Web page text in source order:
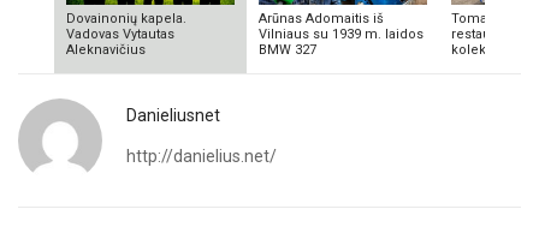
Dovainonių kapela.
Vadovas Vytautas
Aleknavičius
Arūnas Adomaitis iš
Vilniaus su 1939 m. laidos
BMW 327
Tomas
Danieliusnet
http://danielius.net/